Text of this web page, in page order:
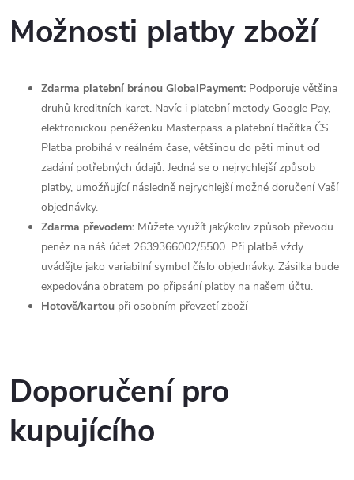
Možnosti platby zboží
Zdarma platební bránou GlobalPayment: Podporuje většina
druhů kreditních karet. Navíc i platební metody Google Pay,
elektronickou peněženku Masterpass a platební tlačítka ČS.
Platba probíhá v reálném čase, většinou do pěti minut od
zadání potřebných údajů. Jedná se o nejrychlejší způsob
platby, umožňující následně nejrychlejší možné doručení Vaší
objednávky.
Zdarma převodem: Můžete využít jakýkoliv způsob převodu
peněz na náš účet 2639366002/5500. Při platbě vždy
uvádějte jako variabilní symbol číslo objednávky. Zásilka bude
expedována obratem po připsání platby na našem účtu.
Hotově/kartou při osobním převzetí zboží
Doporučení pro
kupujícího